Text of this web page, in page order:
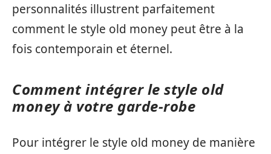
personnalités illustrent parfaitement
comment le style old money peut être à la
fois contemporain et éternel.
Comment intégrer le style old
money à votre garde-robe
Pour intégrer le style old money de manière